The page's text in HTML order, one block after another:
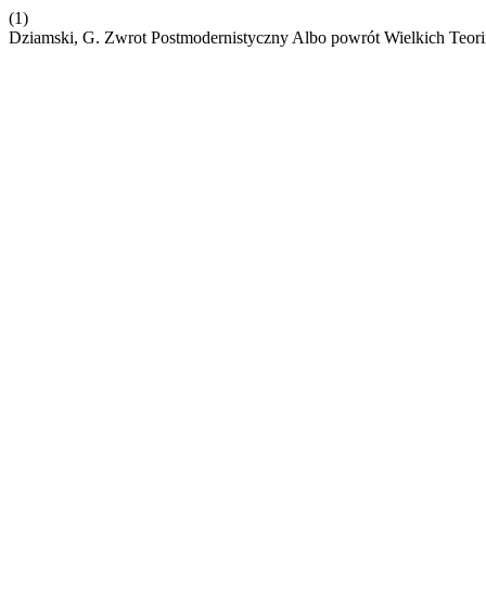
(1)
Dziamski, G. Zwrot Postmodernistyczny Albo powrót Wielkich